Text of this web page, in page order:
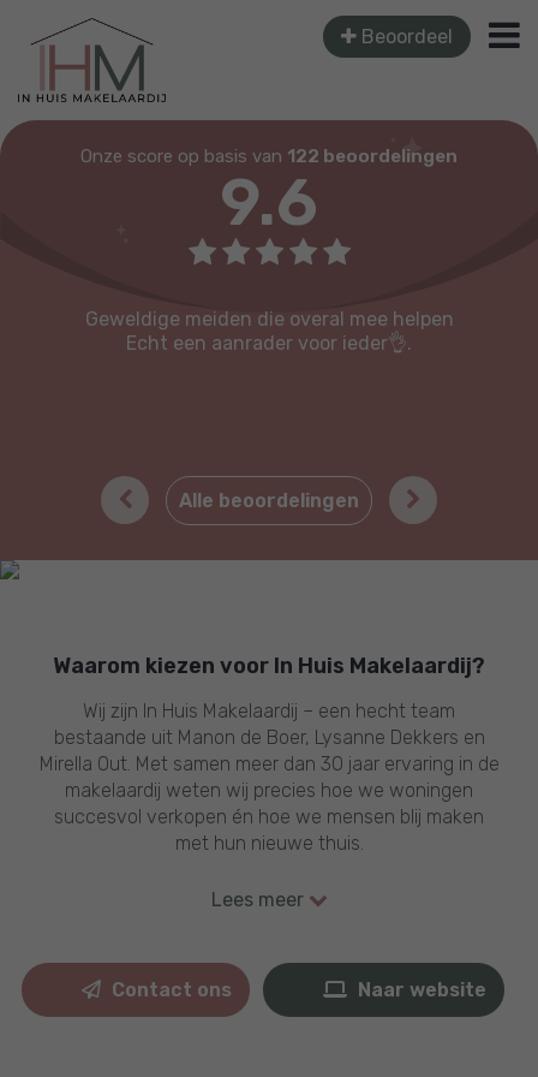
Beoordeel
Onze score op basis van 122 beoordelingen
9.6
Geweldige meiden die overal mee helpen
Echt een aanrader voor ieder👌.
PreviousAlle beoordelingen Next
Waarom kiezen voor In Huis Makelaardij?
Wij zijn In Huis Makelaardij – een hecht team
bestaande uit Manon de Boer, Lysanne Dekkers en
Mirella Out. Met samen meer dan 30 jaar ervaring in de
makelaardij weten wij precies hoe we woningen
succesvol verkopen én hoe we mensen blij maken
met hun nieuwe thuis.
Ons team staat als een huis: persoonlijk, betrokken en
bent.
Lees meer
Contact ons Naar website